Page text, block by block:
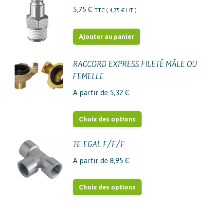
5,75 € TTC ( 4,75 € HT )
Ajouter au panier
RACCORD EXPRESS FILETÉ MÂLE OU
FEMELLE
A partir de 5,32 €
Choix des options
Les
options
TE EGAL F/F/F
A partir de 8,95 €
Choix des options